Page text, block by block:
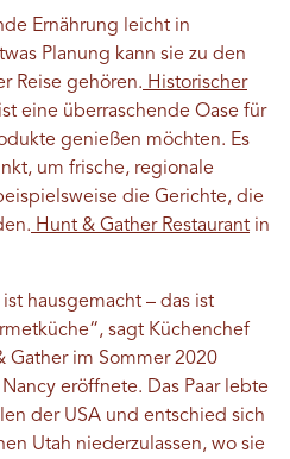
Ernährung leicht in
Planung kann sie zu den
Reise gehören. Historischer
ist eine überraschende Oase für
genießen möchten. Es
um frische, regionale
die Gerichte, die
Hunt & Gather Restaurant in
hausgemacht – das ist
sagt Küchenchef
Gather im Sommer 2020
eröffnete. Das Paar lebte
der USA und entschied sich
Utah niederzulassen, wo sie